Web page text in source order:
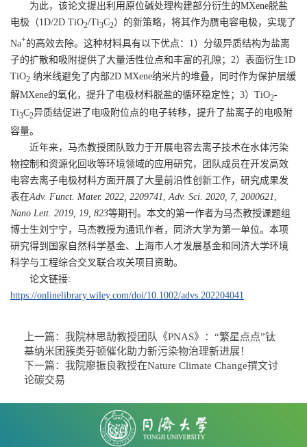
为此，该论文提出利用原位碱处理构建部分衍生的MXene脱盐
电极（1D/2D TiO2/Ti3C2）的新策略，将其作为赝电容电极，实现了
Na+的高效去除。这种材料具有以下优点： 1 ）分级异质结构为盐离
子的扩散和吸附提供了大量活性位点和丰富的孔隙； 2）表面衍生1D
TiO2 纳米线避免了内部2D MXene纳米片的堆叠，同时作为保护层缓
解MXene的氧化，提升了电极材料脱盐的循环稳定性； 3） TiO2-
Ti3C2异质结促进了电吸附位点的电子转移，提升了盐离子的电吸附
容量。
近年来，马杰教授团队致力于开展电容去离子技术在水体污染
物控制和资源化回收等环境领域的应用研究，团队成员在开发高效
电容去离子电极材料方面开展了大量前沿性创新工作，研究成果发
表在Adv. Funct. Mater. 2022, 2209741,Adv. Sci. 2020, 7, 2000621,
Nano Lett. 2019, 19, 823等期刊。本文的第一作者为马杰教授课题组
博士生刘宁宁，马杰教授为通讯作者，同济大学为第一单位。本项
研究得到国家自然科学基金、上海市人才发展基金和同济大学环境
科学与工程综合交叉联合攻关项目资助。
论文链接:
https://onlinelibrary.wiley.com/doi/10.1002/advs.202204041
上一篇： 我院林思劼教授团队《PNAS》：“繁星点点”钛
基纳米团簇类芬顿催化助力新污染物治理新进展！
下一篇： 我院廖振良教授在Nature Climate Change撰文讨
论碳交易